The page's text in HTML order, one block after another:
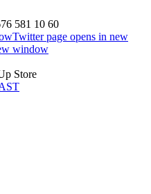
581 10 60
Twitter page opens in new
window
Store